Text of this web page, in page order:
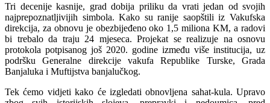
Tri decenije kasnije, grad dobija priliku da vrati jedan od svojih
najprepoznatljivijih simbola. Kako su ranije saopštili iz Vakufska
direkcija, za obnovu je obezbijeđeno oko 1,5 miliona KM, a radovi
bi trebalo da traju 24 mjeseca. Projekat se realizuje na osnovu
protokola potpisanog još 2020. godine između više institucija, uz
podršku Generalne direkcije vakufa Republike Turske, Grada
Banjaluka i Muftijstva banjalučkog.
Tek ćemo vidjeti kako će izgledati obnovljena sahat-kula. Upravo